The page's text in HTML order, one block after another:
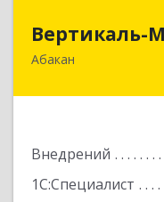
Вертикаль-М
Абакан
Внедрений
1С:Специалист
655017,